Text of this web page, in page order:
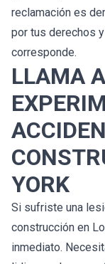
reclamación es
por tus derechos
corresponde.
LLAMA
YORK
Si sufriste una
construcción en
inmediato.